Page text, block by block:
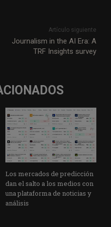
Artículo siguiente
Journalism in the AI Era: A
TRF Insights survey
Los mercados de predicción
dan el salto a los medios con
una plataforma de noticias y
análisis